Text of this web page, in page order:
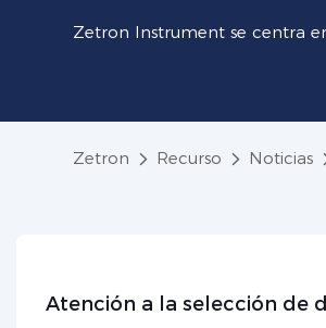
Zetron Instrument se centra
Zetron Recurso Noticias
Atención a la selección de